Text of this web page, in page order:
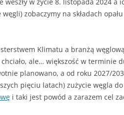
zobaczymy na składach
Klimatu a branżą węglową
ale… większość w terminie
planowano, a od roku 2027/
pięciu latach) zużycie węgla
i taki jest powód a zarazem cel